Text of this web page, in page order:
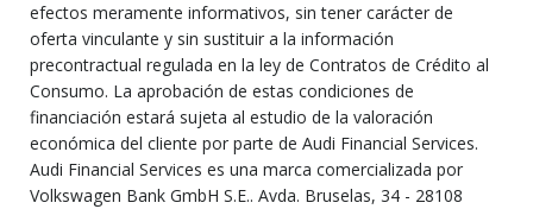
efectos meramente informativos, sin tener carácter de
oferta vinculante y sin sustituir a la información
precontractual regulada en la ley de Contratos de Crédito al
Consumo. La aprobación de estas condiciones de
financiación estará sujeta al estudio de la valoración
económica del cliente por parte de Audi Financial Services.
Audi Financial Services es una marca comercializada por
Volkswagen Bank GmbH S.E.. Avda. Bruselas, 34 - 28108